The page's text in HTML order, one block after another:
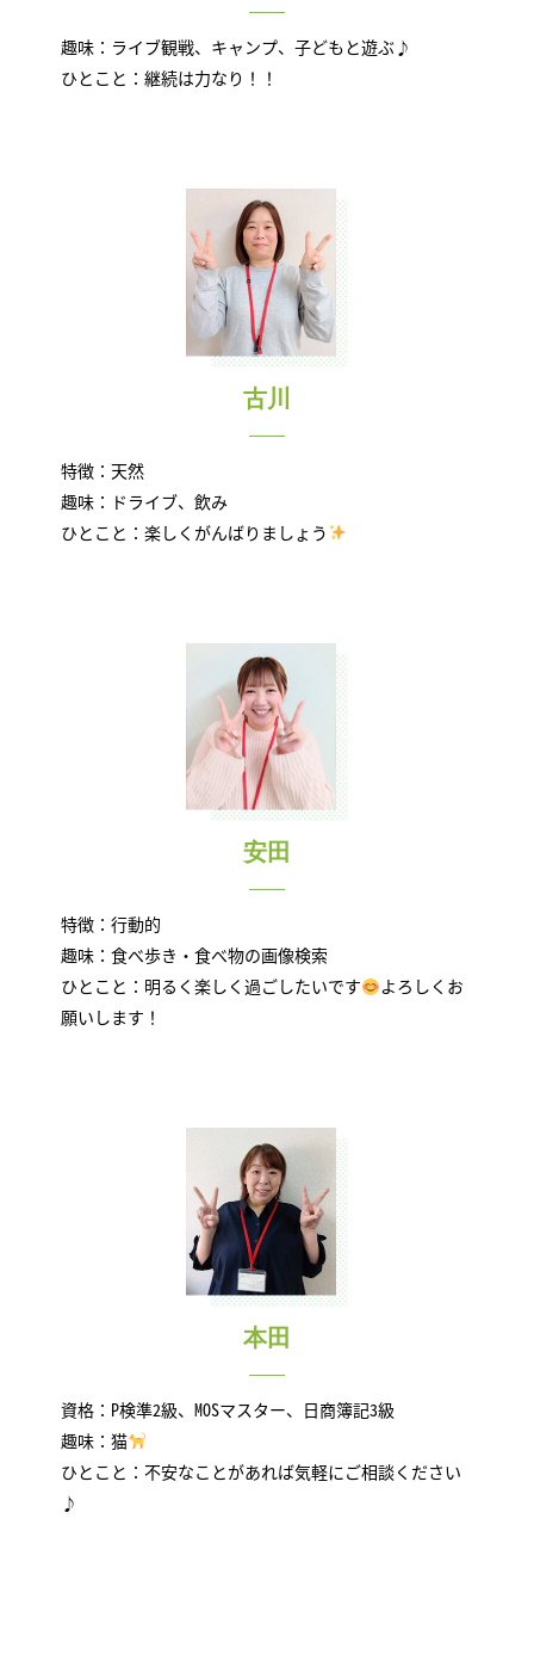
趣味：ライブ観戦、キャンプ、子どもと遊ぶ♪
ひとこと：継続は力なり！！
古川
特徴：天然
趣味：ドライブ、飲み
ひとこと：楽しくがんばりましょう
安田
特徴：行動的
趣味：食べ歩き・食べ物の画像検索
ひとこと：明るく楽しく過ごしたいです
よろしくお
願いします！
本田
資格：P検準2級、MOSマスター、日商簿記3級
趣味：猫
ひとこと：不安なことがあれば気軽にご相談ください
♪